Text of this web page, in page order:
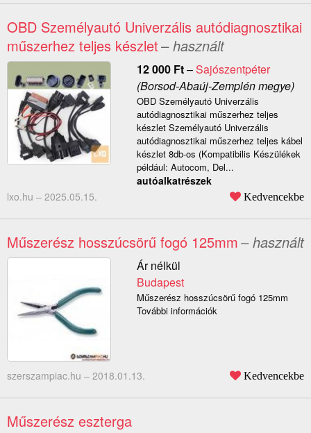
OBD Személyautó Univerzális autódiagnosztikai
műszerhez teljes készlet– használt
12 000 Ft–Sajószentpéter
(Borsod-Abaúj-Zemplén megye)
OBD Személyautó Univerzális
autódiagnosztikai műszerhez teljes
készlet Személyautó Univerzális
autódiagnosztikai műszerhez teljes kábel
készlet 8db-os (Kompatibilis Készülékek
például: Autocom, Del...
autóalkatrészek
lxo.hu – 2025.05.15. Kedvencekbe
Műszerész hosszúcsörű fogó 125mm– használt
Ár nélkül
Budapest
Műszerész hosszúcsörű fogó 125mm
További információk
szerszampiac.hu – 2018.01.13. Kedvencekbe
Műszerész eszterga